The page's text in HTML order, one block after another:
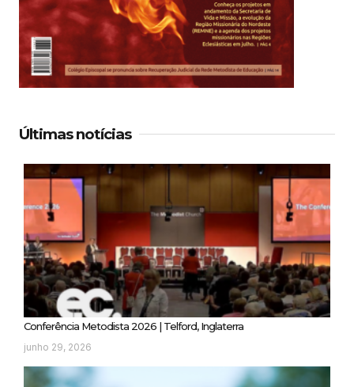
Últimas notícias
Conferência Metodista 2026 | Telford, Inglaterra
junho 29, 2026